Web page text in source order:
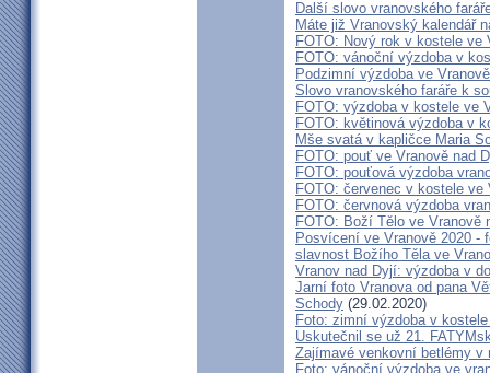
Další slovo vranovského
Máte již Vranovský kalendář
FOTO: Nový rok v kostele ve
FOTO: vánoční výzdoba v
Podzimní výzdoba ve
Slovo vranovského faráře k
FOTO: výzdoba v kostele ve
FOTO: květinová výzdoba v
Mše svatá v kapličce Maria
FOTO: pouť ve Vranově nad
FOTO: pouťová výzdoba
FOTO: červenec v kostele ve
FOTO: červnová výzdoba
FOTO: Boží Tělo ve Vranově
Posvícení ve Vranově 2020 -
slavnost Božího Těla ve
Vranov nad Dyjí: výzdoba v
Jarní foto Vranova od pana
Schody (29.02.2020)
Foto: zimní výzdoba v
Uskutečnil se už 21.
Zajímavé venkovní betlémy v
Foto: vánoční výzdoba ve